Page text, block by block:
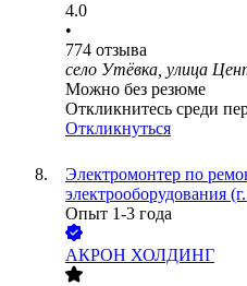
4.0
•
774 отзыва
село Утёвка, улица
Можно без резюме
Откликнитесь среди
Откликнуться
Электромонтер по
электрооборудования
Опыт 1-3 года
АКРОН ХОЛДИНГ